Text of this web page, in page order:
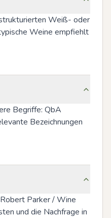
Weiß- oder
Weine empfiehlt
Begriffe: QbA
Bezeichnungen
Parker / Wine
und die Nachfrage in